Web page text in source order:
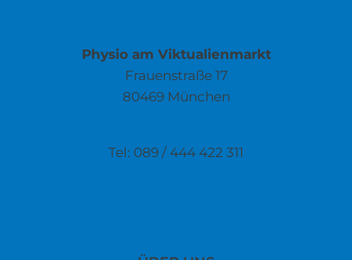
Physio am Viktualienmarkt
Frauenstraße 17
80469 München
Tel: 089 / 444 422 311